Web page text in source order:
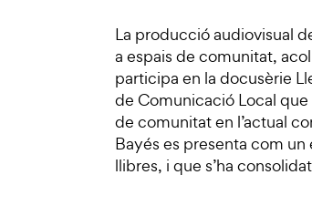
La producció audiovisual
a espais de comunitat,
participa en la docusèrie
de Comunicació Local
de comunitat en l’actual
Bayés es presenta com
llibres, i que s’ha